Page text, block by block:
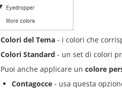
Colori del Tema - i colori che
Colori Standard - un set di colori
Puoi anche applicare un colore
Contagocce - usa questa